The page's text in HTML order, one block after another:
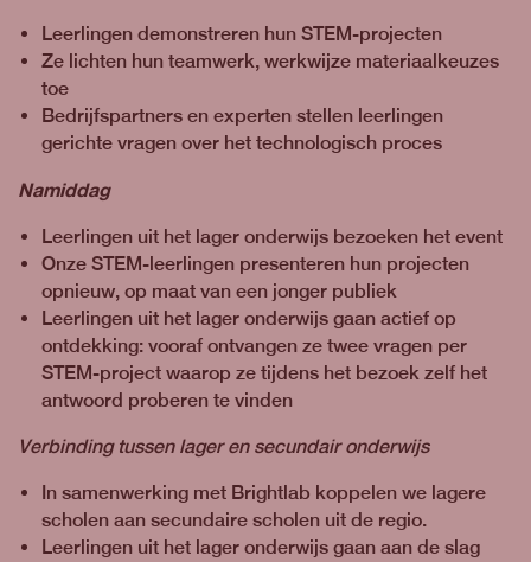
Leerlingen demonstreren hun STEM-projecten
Ze lichten hun teamwerk, werkwijze materiaalkeuzes
toe
Bedrijfspartners en experten stellen leerlingen
gerichte vragen over het technologisch proces
Namiddag
Leerlingen uit het lager onderwijs bezoeken het event
Onze STEM-leerlingen presenteren hun projecten
opnieuw, op maat van een jonger publiek
Leerlingen uit het lager onderwijs gaan actief op
ontdekking: vooraf ontvangen ze twee vragen per
STEM-project waarop ze tijdens het bezoek zelf het
antwoord proberen te vinden
Verbinding tussen lager en secundair onderwijs
In samenwerking met Brightlab koppelen we lagere
scholen aan secundaire scholen uit de regio.
Leerlingen uit het lager onderwijs gaan aan de slag